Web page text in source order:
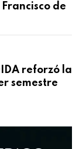
de
reforzó la
semestre